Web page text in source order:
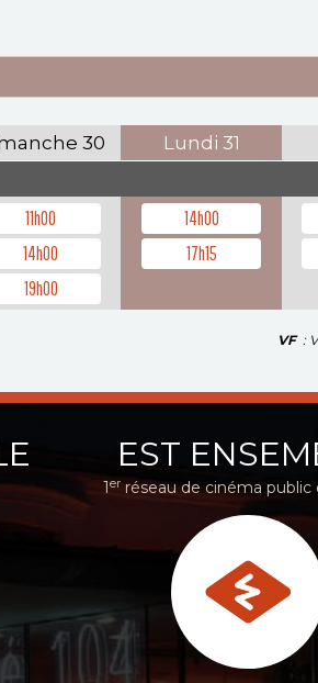
30 Lundi 31
11h00
14h00
19h00
14h00
17h15
VF :
EST
1er réseau de cinéma public